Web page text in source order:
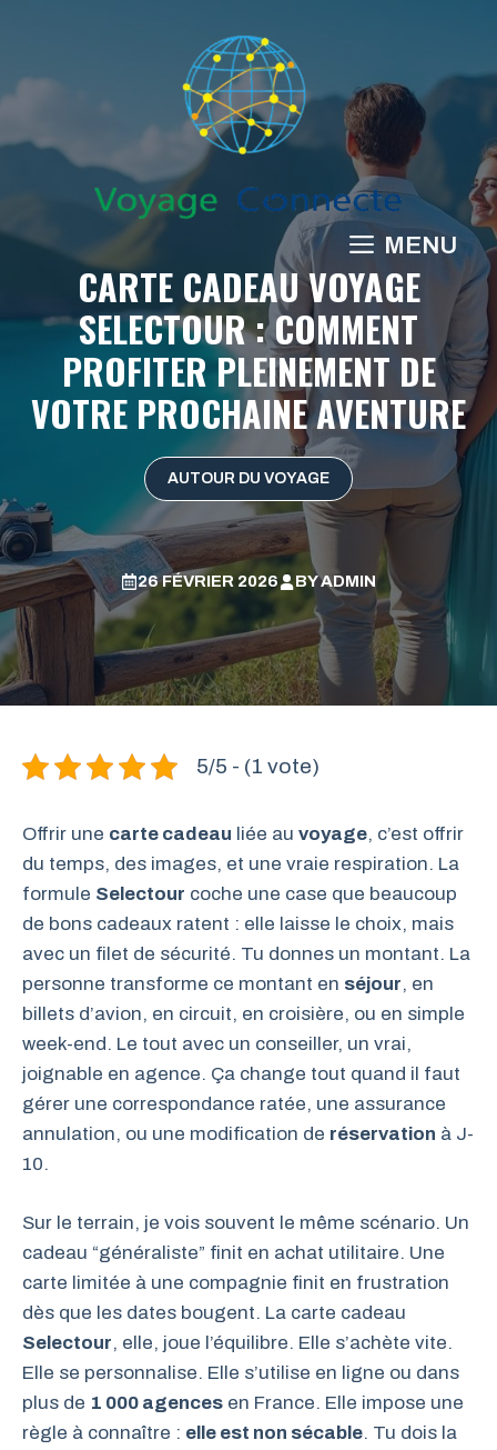
contenu
MENU
CARTE CADEAU VOYAGE
SELECTOUR : COMMENT
PROFITER PLEINEMENT DE
VOTRE PROCHAINE AVENTURE
AUTOUR DU VOYAGE
26 FÉVRIER 2026 BYADMIN
5/5 - (1 vote)
Offrir une carte cadeau liée au voyage, c’est offrir
du temps, des images, et une vraie respiration. La
formule Selectour coche une case que beaucoup
de bons cadeaux ratent : elle laisse le choix, mais
avec un filet de sécurité. Tu donnes un montant. La
personne transforme ce montant en séjour, en
billets d’avion, en circuit, en croisière, ou en simple
week-end. Le tout avec un conseiller, un vrai,
joignable en agence. Ça change tout quand il faut
gérer une correspondance ratée, une assurance
annulation, ou une modification de réservation à J-
10.
Sur le terrain, je vois souvent le même scénario. Un
cadeau “généraliste” finit en achat utilitaire. Une
carte limitée à une compagnie finit en frustration
dès que les dates bougent. La carte cadeau
Selectour, elle, joue l’équilibre. Elle s’achète vite.
Elle se personnalise. Elle s’utilise en ligne ou dans
plus de 1 000 agences en France. Elle impose une
règle à connaître : elle est non sécable. Tu dois la